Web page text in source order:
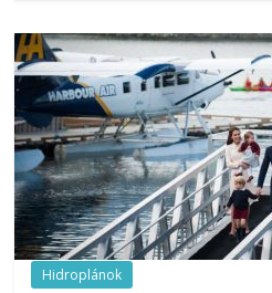
Hidroplánok